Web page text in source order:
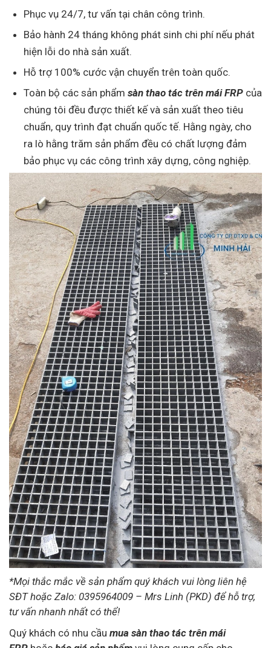
Phục vụ 24/7, tư vấn tại chân công trình.
Bảo hành 24 tháng không phát sinh chi phí nếu phát
hiện lỗi do nhà sản xuất.
Hỗ trợ 100% cước vận chuyển trên toàn quốc.
Toàn bộ các sản phẩm sàn thao tác trên mái FRP của
chúng tôi đều được thiết kế và sản xuất theo tiêu
chuẩn, quy trình đạt chuẩn quốc tế. Hằng ngày, cho
ra lò hằng trăm sản phẩm đều có chất lượng đảm
bảo phục vụ các công trình xây dựng, công nghiệp.
*Mọi thắc mắc về sản phẩm quý khách vui lòng liên hệ
SĐT hoặc Zalo: 0395964009 – Mrs Linh (PKD) để hỗ trợ,
tư vấn nhanh nhất có thể!
Quý khách có nhu cầu mua sàn thao tác trên mái